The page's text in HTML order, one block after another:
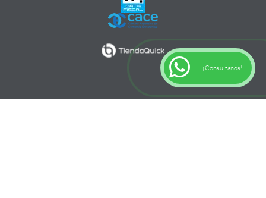
¡Consultanos!